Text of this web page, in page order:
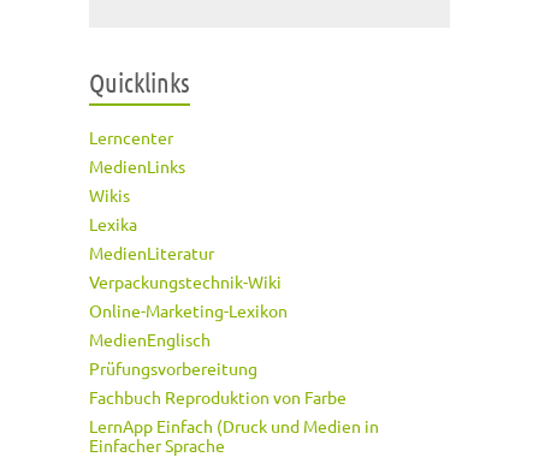
Quicklinks
Lerncenter
MedienLinks
Wikis
Lexika
MedienLiteratur
Verpackungstechnik-Wiki
Online-Marketing-Lexikon
MedienEnglisch
Prüfungsvorbereitung
Fachbuch Reproduktion von Farbe
LernApp Einfach (Druck und Medien in
Einfacher Sprache